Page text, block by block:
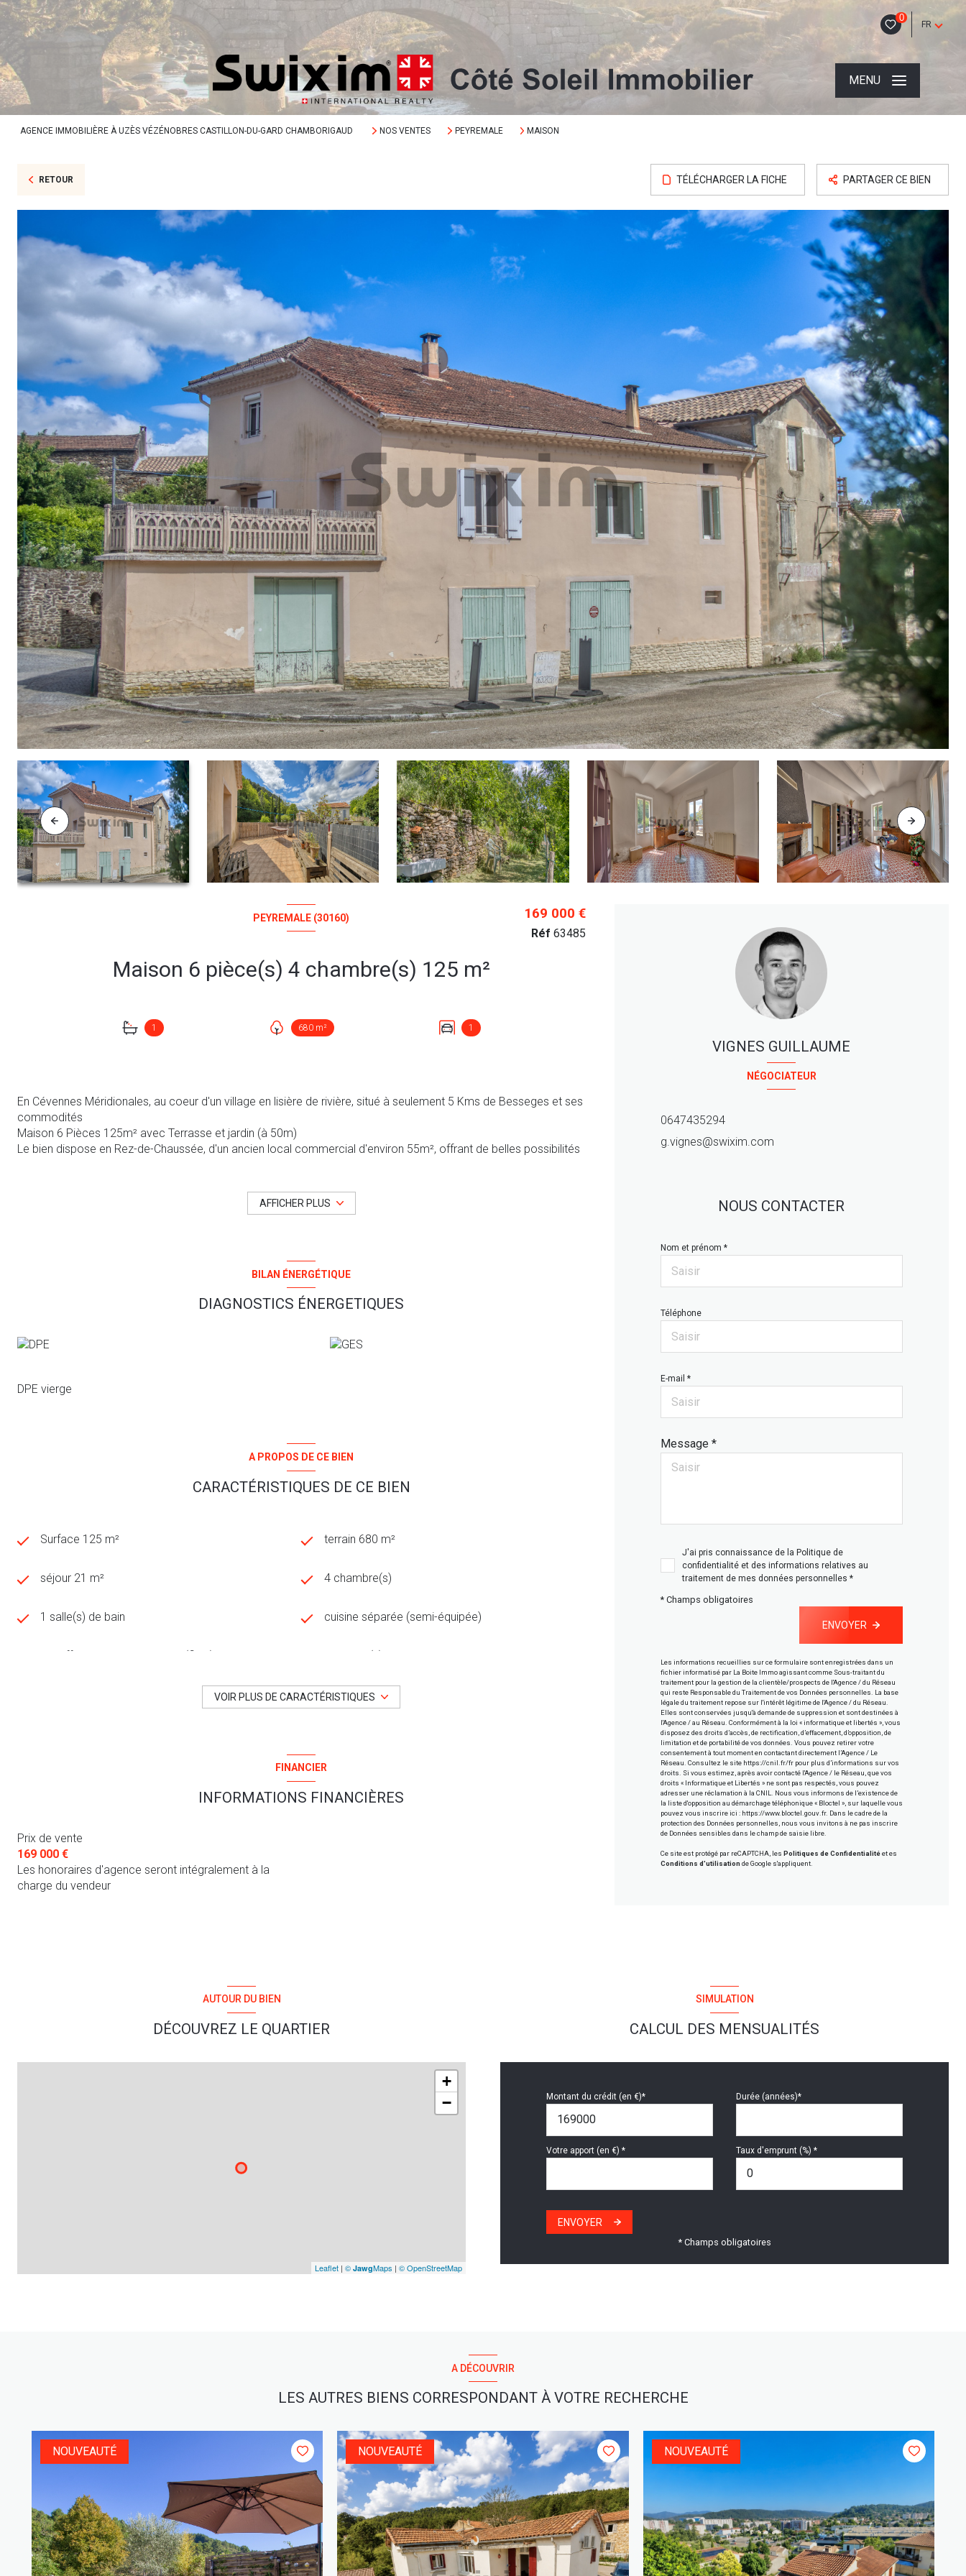
0
FR
MENU
AGENCE IMMOBILIÈRE À UZÈS VÉZÉNOBRES CASTILLON-DU-GARD CHAMBORIGAUD NOS VENTES PEYREMALE MAISON
RETOUR TÉLÉCHARGER LA FICHE PARTAGER CE BIEN
PEYREMALE (30160)
Maison 6 pièce(s) 4 chambre(s) 125 m²
1 680 m² 1
169 000 €
Réf 63485
En Cévennes Méridionales, au coeur d'un village en lisière de rivière, situé à seulement 5 Kms de Besseges et ses
commodités
Maison 6 Pièces 125m² avec Terrasse et jardin (à 50m)
Le bien dispose en Rez-de-Chaussée, d'un ancien local commercial d'environ 55m², offrant de belles possibilités
Séjour avec Insert, ouvrant sur terrasse, Cuisine dinatoire séparée, 3 chambres, salle de bain, wc
Contact : Guillaume Vignes 06 47 43 52 94 Swixim International
AFFICHER PLUS
BILAN ÉNERGÉTIQUE
DIAGNOSTICS ÉNERGETIQUES
DPE vierge
A PROPOS DE CE BIEN
CARACTÉRISTIQUES DE CE BIEN
Surface 125 m² terrain 680 m²
séjour 21 m² 4 chambre(s)
1 salle(s) de bain cuisine séparée (semi-équipée)
Chauffage central : radiateur (fioul) 1 garage(s)
1 côté(s) mitoyen(s)
arboré
VOIR PLUS DE CARACTÉRISTIQUES
FINANCIER
INFORMATIONS FINANCIÈRES
Prix de vente
169 000 €
Les honoraires d'agence seront intégralement à la
charge du vendeur
NÉGOCIATEUR
VIGNES GUILLAUME
0647435294
g.vignes@swixim.com
NOUS CONTACTER
Nom et prénom *
Téléphone
E-mail *
Message *
J'ai pris connaissance de la Politique de
confidentialité et des informations relatives au
traitement de mes données personnelles *
* Champs obligatoires
ENVOYER
Les informations recueillies sur ce formulaire sont enregistrées dans un
fichier informatisé par La Boite Immo agissant comme Sous-traitant du
traitement pour la gestion de la clientèle/prospects de l'Agence / du Réseau
qui reste Responsable du Traitement de vos Données personnelles. La base
légale du traitement repose sur l'intérêt légitime de l'Agence / du Réseau.
Elles sont conservées jusqu'à demande de suppression et sont destinées à
l'Agence / au Réseau. Conformément à la loi « informatique et libertés », vous
disposez des droits d’accès, de rectification, d’effacement, d’opposition, de
limitation et de portabilité de vos données. Vous pouvez retirer votre
consentement à tout moment en contactant directement l’Agence / Le
Réseau. Consultez le site https://cnil.fr/frpour plus d’informations sur vos
droits. Si vous estimez, après avoir contacté l'Agence / le Réseau, que vos
droits « Informatique et Libertés » ne sont pas respectés, vous pouvez
adresser une réclamation à la CNIL. Nous vous informons de l’existence de
la liste d'opposition au démarchage téléphonique « Bloctel », sur laquelle vous
pouvez vous inscrire ici : https://www.bloctel.gouv.fr. Dans le cadre de la
protection des Données personnelles, nous vous invitons à ne pas inscrire
de Données sensibles dans le champ de saisie libre.
Ce site est protégé par reCAPTCHA, les Politiques de Confidentialitéet es
Conditions d'utilisation de Google s'appliquent.
AUTOUR DU BIEN
DÉCOUVREZ LE QUARTIER
+
−
Leaflet | © JawgMaps | © OpenStreetMap
SIMULATION
CALCUL DES MENSUALITÉS
Montant du crédit (en €)* Durée (années)*
Votre apport (en €) * Taux d'emprunt (%) *
ENVOYER
* Champs obligatoires
A DÉCOUVRIR
LES AUTRES BIENS CORRESPONDANT À VOTRE RECHERCHE
NOUVEAUTÉ NOUVEAUTÉ NOUVEAUTÉ